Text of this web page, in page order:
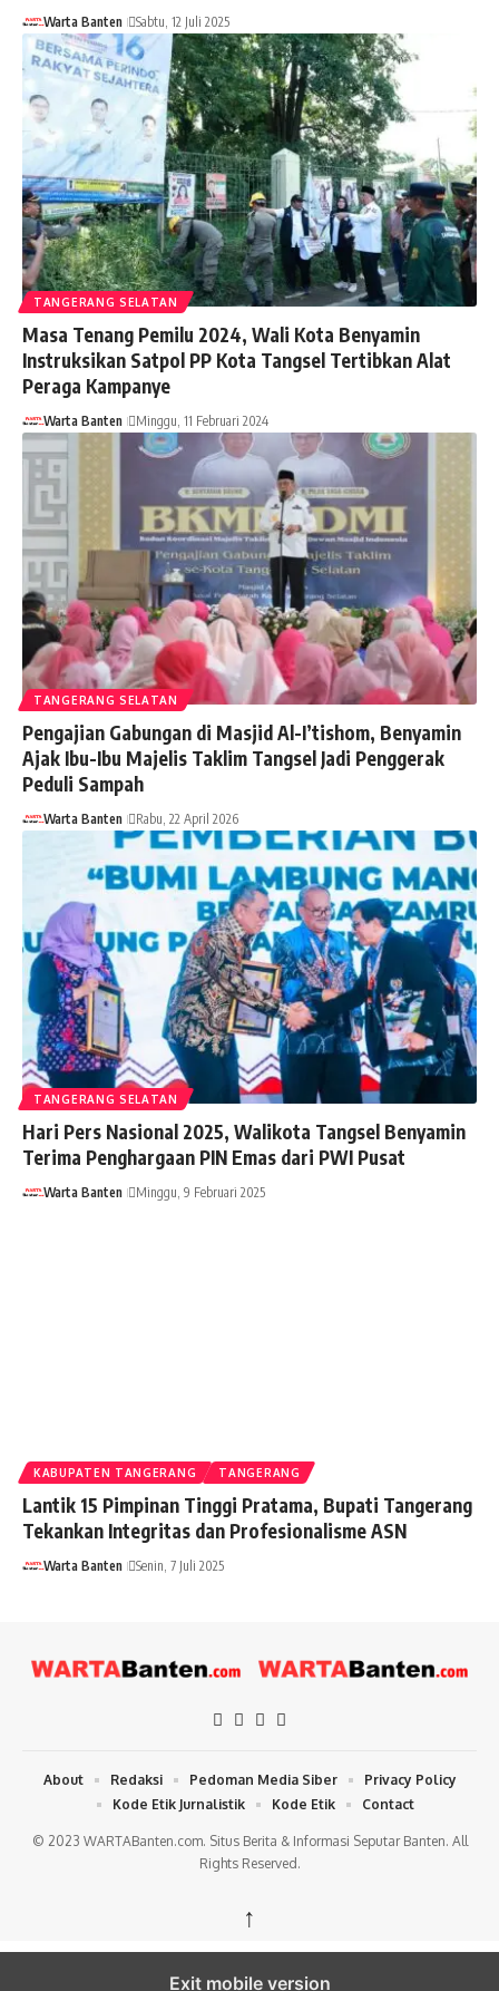
Warta Banten Sabtu, 12 Juli 2025
TANGERANG SELATAN
Masa Tenang Pemilu 2024, Wali Kota Benyamin
Instruksikan Satpol PP Kota Tangsel Tertibkan Alat
Peraga Kampanye
Warta Banten Minggu, 11 Februari 2024
TANGERANG SELATAN
Pengajian Gabungan di Masjid Al-I’tishom, Benyamin
Ajak Ibu-Ibu Majelis Taklim Tangsel Jadi Penggerak
Peduli Sampah
Warta Banten Rabu, 22 April 2026
TANGERANG SELATAN
Hari Pers Nasional 2025, Walikota Tangsel Benyamin
Terima Penghargaan PIN Emas dari PWI Pusat
Warta Banten Minggu, 9 Februari 2025
KABUPATEN TANGERANG TANGERANG
Lantik 15 Pimpinan Tinggi Pratama, Bupati Tangerang
Tekankan Integritas dan Profesionalisme ASN
Warta Banten Senin, 7 Juli 2025
© 2023 WARTABanten.com. Situs Berita & Informasi Seputar Banten. All
Rights Reserved.
About Redaksi Pedoman Media Siber
Privacy Policy
Kode Etik Jurnalistik
Kode Etik Contact
↑
Exit mobile version